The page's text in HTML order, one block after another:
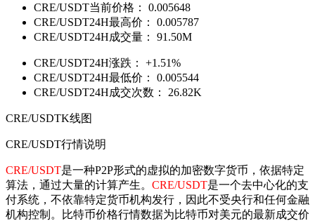
CRE/USDT当前价格：
0.005648
CRE/USDT24H最高价：
0.005787
CRE/USDT24H成交量：
91.50M
CRE/USDT24H涨跌：
+1.51%
CRE/USDT24H最低价：
0.005544
CRE/USDT24H成交次数：
26.82K
CRE/USDTK线图
CRE/USDT行情说明
CRE/USDT是一种P2P形式的虚拟的加密数字货币，依据特定
算法，通过大量的计算产生。 CRE/USDT是一个去中心化的支
付系统，不依靠特定货币机构发行，因此不受央行和任何金融
机构控制。比特币价格行情数据为比特币对美元的最新成交价